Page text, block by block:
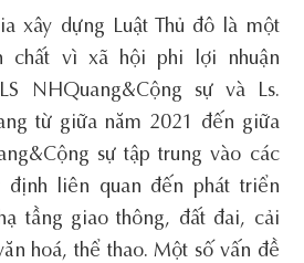
xây dựng Luật Thủ đô là một
chất vì xã hội phi lợi nhuận
NHQuang&Cộng sự và Ls.
từ giữa năm 2021 đến giữa
sự tập trung vào các
định liên quan đến phát triển
tầng giao thông, đất đai, cải
hoá, thể thao. Một số vấn đề